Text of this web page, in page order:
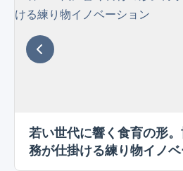
若い世代に響く食育の形
務が仕掛ける練り物イノ